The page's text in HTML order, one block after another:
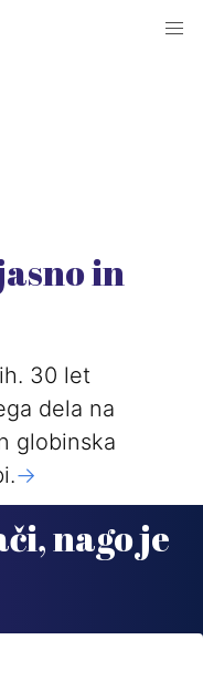
in
30 let
dela na
globinska
->
nago je